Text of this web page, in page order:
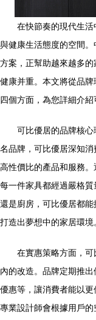
在快節奏的現代生活
與健康生活態度的空間
方案，正幫助越來越多
健康并重。本文將從品牌
四個方面，為您詳細
可比優居的品牌核心
名品牌，可比優居深知
高性價比的產品和服務
每一件家具都經過嚴格質量
還是廚房，可比優居都能
打造出夢想中的家居環境
在實惠策略方面，
內的改造。品牌定期推出
優惠等，讓消費者能以
專業設計師會根據用戶的空